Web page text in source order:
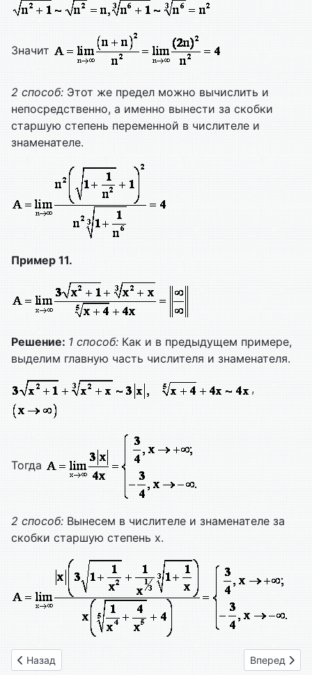
Значит
2 способ: Этот же предел можно вычислить и
непосредственно, а именно вынести за скобки
старшую степень переменной в числителе и
знаменателе.
Пример 11.
Решение: 1 способ: Как и в предыдущем примере,
выделим главную часть числителя и знаменателя.
,
Тогда
2 способ: Вынесем в числителе и знаменателе за
скобки старшую степень х.
Предыдущий: 6.1. Вычисление предела дробно-
Назад Следующий:
Вперед